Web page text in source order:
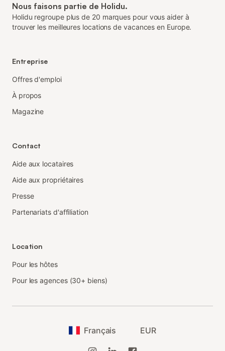
Nous faisons partie de Holidu.
Holidu regroupe plus de 20 marques pour vous aider à
trouver les meilleures locations de vacances en Europe.
Entreprise
Offres d'emploi
À propos
Magazine
Contact
Aide aux locataires
Aide aux propriétaires
Presse
Partenariats d'affiliation
Location
Pour les hôtes
Pour les agences (30+ biens)
Français EUR